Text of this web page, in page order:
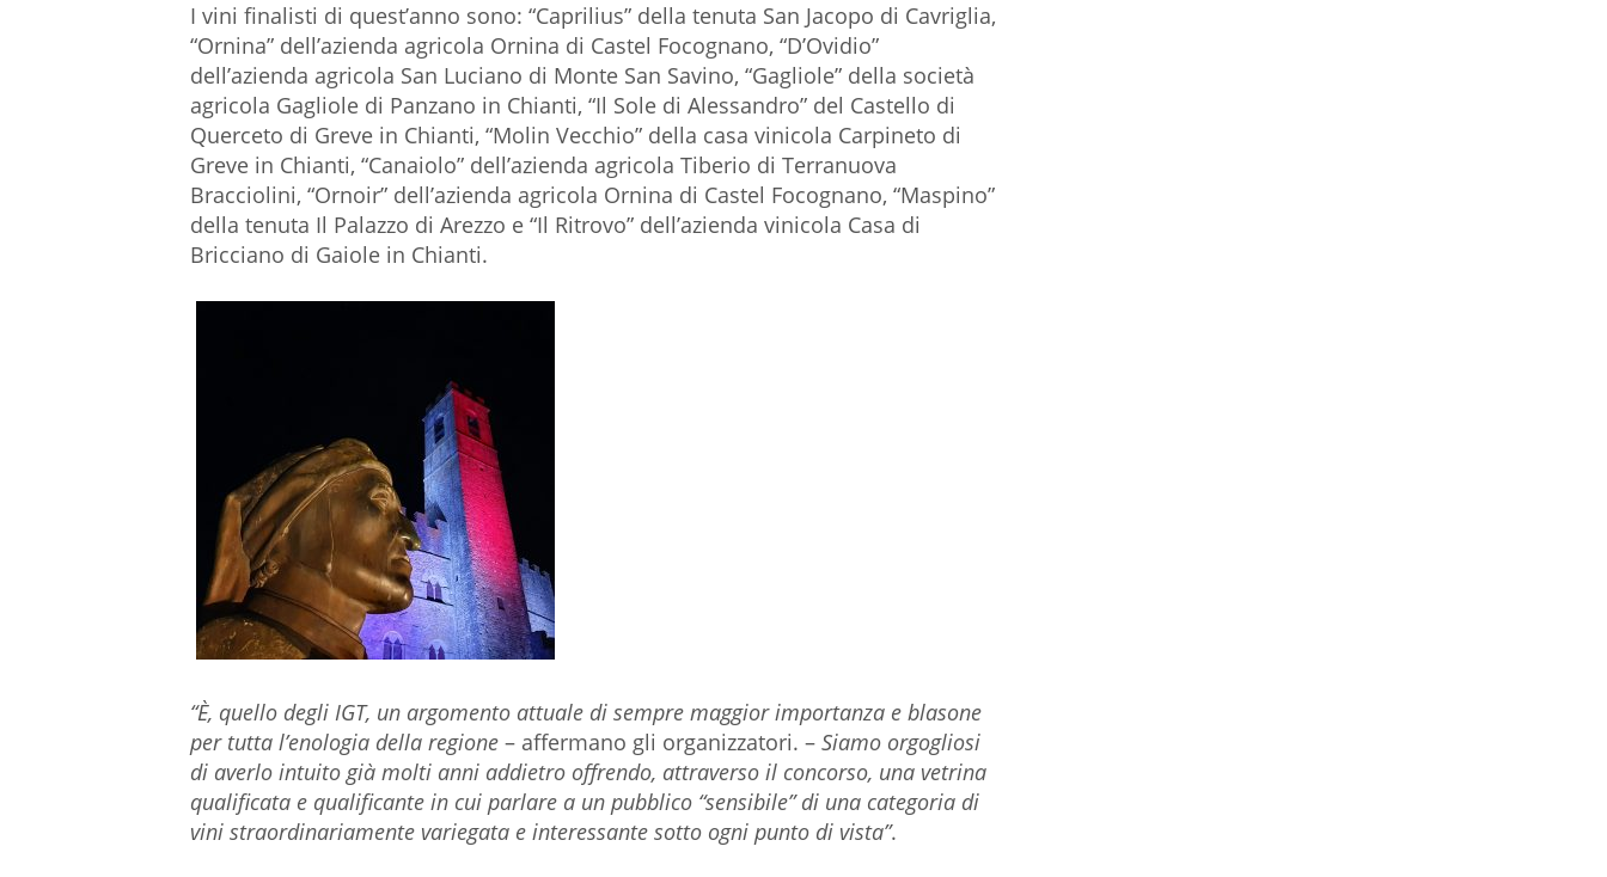
I vini finalisti di quest’anno sono: “Caprilius” della tenuta San Jacopo di Cavriglia,
“Ornina” dell’azienda agricola Ornina di Castel Focognano, “D’Ovidio”
dell’azienda agricola San Luciano di Monte San Savino, “Gagliole” della società
agricola Gagliole di Panzano in Chianti, “Il Sole di Alessandro” del Castello di
Querceto di Greve in Chianti, “Molin Vecchio” della casa vinicola Carpineto di
Greve in Chianti, “Canaiolo” dell’azienda agricola Tiberio di Terranuova
Bracciolini, “Ornoir” dell’azienda agricola Ornina di Castel Focognano, “Maspino”
della tenuta Il Palazzo di Arezzo e “Il Ritrovo” dell’azienda vinicola Casa di
Bricciano di Gaiole in Chianti.
“È, quello degli IGT, un argomento attuale di sempre maggior importanza e blasone
per tutta l’enologia della regione – affermano gli organizzatori. –Siamo orgogliosi
di averlo intuito già molti anni addietro offrendo, attraverso il concorso, una vetrina
qualificata e qualificante in cui parlare a un pubblico “sensibile” di una categoria di
vini straordinariamente variegata e interessante sotto ogni punto di vista”.